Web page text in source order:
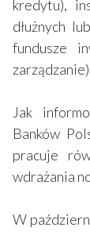
kredytu),
dłużnych
fundusze
zarządzanie)
Jak
Banków
pracuje
wdrażania
W